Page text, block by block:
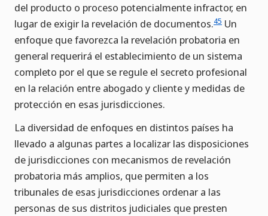
del producto o proceso potencialmente infractor, en
lugar de exigir la revelación de documentos.45 Un
enfoque que favorezca la revelación probatoria en
general requerirá el establecimiento de un sistema
completo por el que se regule el secreto profesional
en la relación entre abogado y cliente y medidas de
protección en esas jurisdicciones.
La diversidad de enfoques en distintos países ha
llevado a algunas partes a localizar las disposiciones
de jurisdicciones con mecanismos de revelación
probatoria más amplios, que permiten a los
tribunales de esas jurisdicciones ordenar a las
personas de sus distritos judiciales que presten